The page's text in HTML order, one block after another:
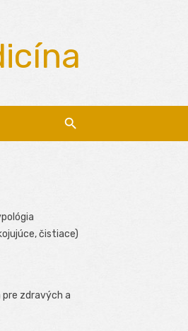
čistiace)
pre zdravých a